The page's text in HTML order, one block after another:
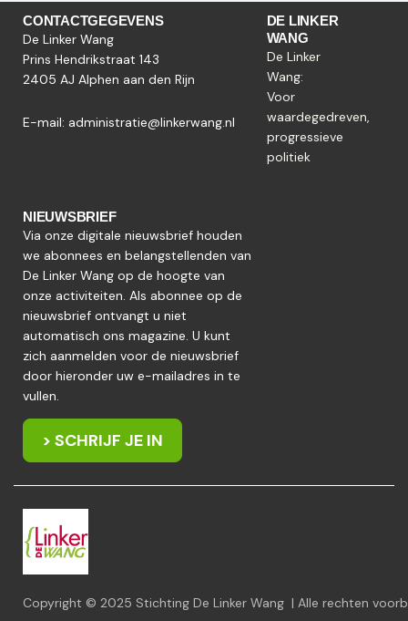
CONTACTGEGEVENS
De Linker Wang
Prins Hendrikstraat 143
2405 AJ Alphen aan den Rijn
E-mail: administratie@linkerwang.nl
DE LINKER
WANG
De Linker
Wang:
Voor
waardegedreven,
progressieve
politiek
NIEUWSBRIEF
Via onze digitale nieuwsbrief houden
we abonnees en belangstellenden van
De Linker Wang op de hoogte van
onze activiteiten. Als abonnee op de
nieuwsbrief ontvangt u niet
automatisch ons magazine. U kunt
zich aanmelden voor de nieuwsbrief
door hieronder uw e-mailadres in te
vullen.
> SCHRIJF JE IN
Copyright © 2025 Stichting De Linker Wang | Alle rechten